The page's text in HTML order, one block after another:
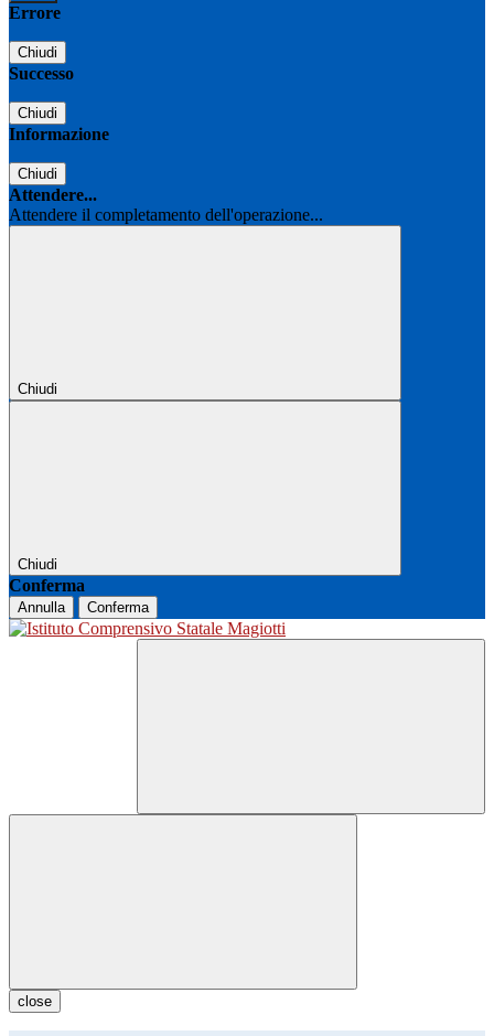
Errore
Chiudi
Successo
Chiudi
Informazione
Chiudi
Attendere...
Attendere il completamento dell'operazione...
Chiudi
Chiudi
Conferma
Annulla Conferma
close